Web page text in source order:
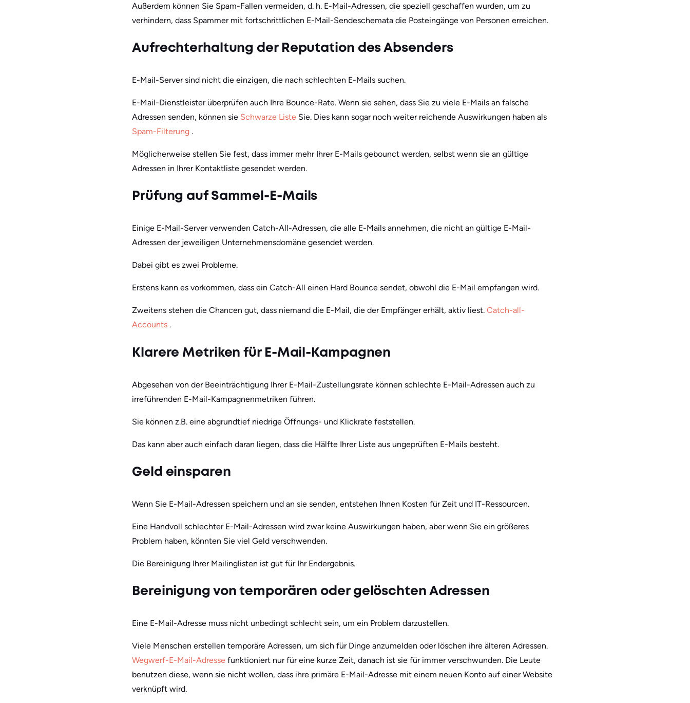
Außerdem können Sie Spam-Fallen vermeiden, d. h. E-Mail-Adressen, die speziell geschaffen wurden, um zu
verhindern, dass Spammer mit fortschrittlichen E-Mail-Sendeschemata die Posteingänge von Personen erreichen.
Aufrechterhaltung der Reputation des Absenders
E-Mail-Server sind nicht die einzigen, die nach schlechten E-Mails suchen.
E-Mail-Dienstleister überprüfen auch Ihre Bounce-Rate. Wenn sie sehen, dass Sie zu viele E-Mails an falsche
Adressen senden, können sie Schwarze Liste Sie. Dies kann sogar noch weiter reichende Auswirkungen haben als
Spam-Filterung .
Möglicherweise stellen Sie fest, dass immer mehr Ihrer E-Mails gebounct werden, selbst wenn sie an gültige
Adressen in Ihrer Kontaktliste gesendet werden.
Prüfung auf Sammel-E-Mails
Einige E-Mail-Server verwenden Catch-All-Adressen, die alle E-Mails annehmen, die nicht an gültige E-Mail-
Adressen der jeweiligen Unternehmensdomäne gesendet werden.
Dabei gibt es zwei Probleme.
Erstens kann es vorkommen, dass ein Catch-All einen Hard Bounce sendet, obwohl die E-Mail empfangen wird.
Zweitens stehen die Chancen gut, dass niemand die E-Mail, die der Empfänger erhält, aktiv liest. Catch-all-
Accounts .
Klarere Metriken für E-Mail-Kampagnen
Abgesehen von der Beeinträchtigung Ihrer E-Mail-Zustellungsrate können schlechte E-Mail-Adressen auch zu
irreführenden E-Mail-Kampagnenmetriken führen.
Sie können z.B. eine abgrundtief niedrige Öffnungs- und Klickrate feststellen.
Das kann aber auch einfach daran liegen, dass die Hälfte Ihrer Liste aus ungeprüften E-Mails besteht.
Geld einsparen
Wenn Sie E-Mail-Adressen speichern und an sie senden, entstehen Ihnen Kosten für Zeit und IT-Ressourcen.
Eine Handvoll schlechter E-Mail-Adressen wird zwar keine Auswirkungen haben, aber wenn Sie ein größeres
Problem haben, könnten Sie viel Geld verschwenden.
Die Bereinigung Ihrer Mailinglisten ist gut für Ihr Endergebnis.
Bereinigung von temporären oder gelöschten Adressen
Eine E-Mail-Adresse muss nicht unbedingt schlecht sein, um ein Problem darzustellen.
Viele Menschen erstellen temporäre Adressen, um sich für Dinge anzumelden oder löschen ihre älteren Adressen.
Wegwerf-E-Mail-Adresse funktioniert nur für eine kurze Zeit, danach ist sie für immer verschwunden. Die Leute
benutzen diese, wenn sie nicht wollen, dass ihre primäre E-Mail-Adresse mit einem neuen Konto auf einer Website
verknüpft wird.